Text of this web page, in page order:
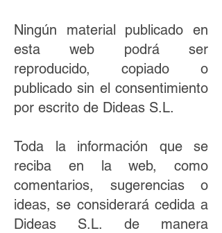
Ningún material publicado en
esta web podrá ser
reproducido, copiado o
publicado sin el consentimiento
por escrito de Dideas S.L.
Toda la información que se
reciba en la web, como
comentarios, sugerencias o
ideas, se considerará cedida a
Dideas S.L. de manera